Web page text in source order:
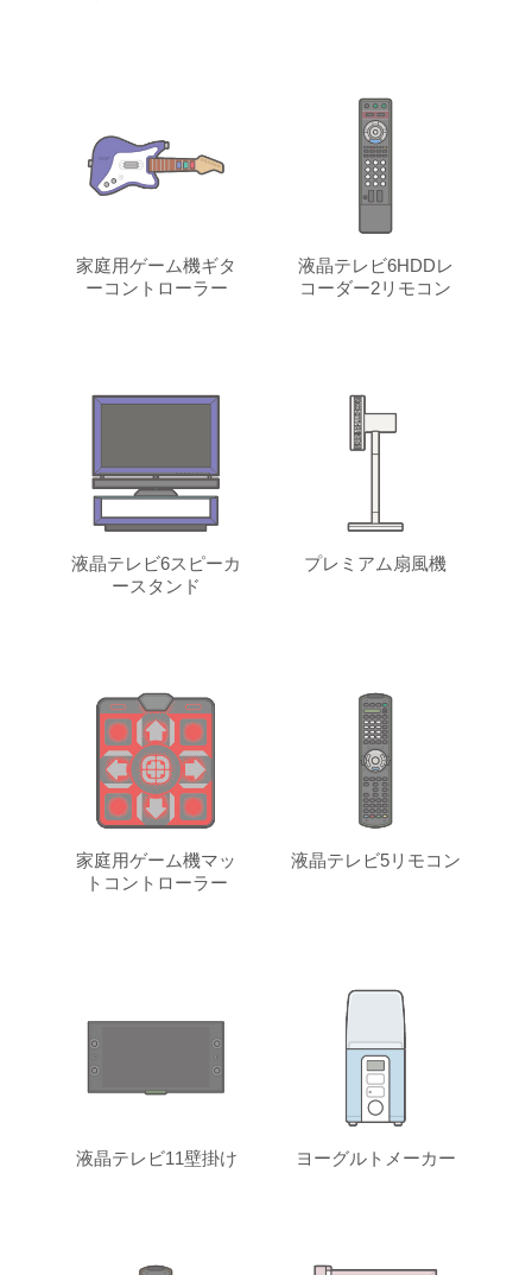
家庭用ゲーム機ギタ
ーコントローラー
液晶テレビ6HDDレ
コーダー2リモコン
液晶テレビ6スピーカ
ースタンド
プレミアム扇風機
家庭用ゲーム機マッ
トコントローラー
液晶テレビ5リモコン
液晶テレビ11壁掛け ヨーグルトメーカー